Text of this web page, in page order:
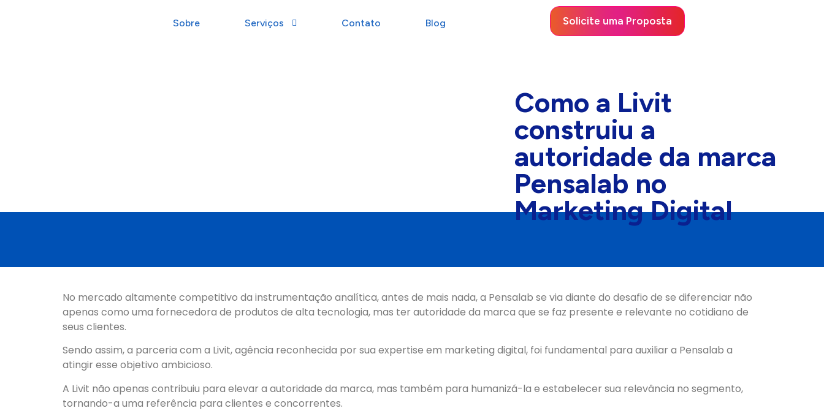
Sobre Serviços Contato Blog Solicite uma Proposta
Como a Livit
construiu a
autoridade da marca
Pensalab no
Marketing Digital
No mercado altamente competitivo da instrumentação analítica, antes de mais nada, a Pensalab se via diante do desafio de se diferenciar não
apenas como uma fornecedora de produtos de alta tecnologia, mas ter autoridade da marca que se faz presente e relevante no cotidiano de
seus clientes.
Sendo assim, a parceria com a Livit, agência reconhecida por sua expertise em marketing digital, foi fundamental para auxiliar a Pensalab a
atingir esse objetivo ambicioso.
A Livit não apenas contribuiu para elevar a autoridade da marca, mas também para humanizá-la e estabelecer sua relevância no segmento,
tornando-a uma referência para clientes e concorrentes.